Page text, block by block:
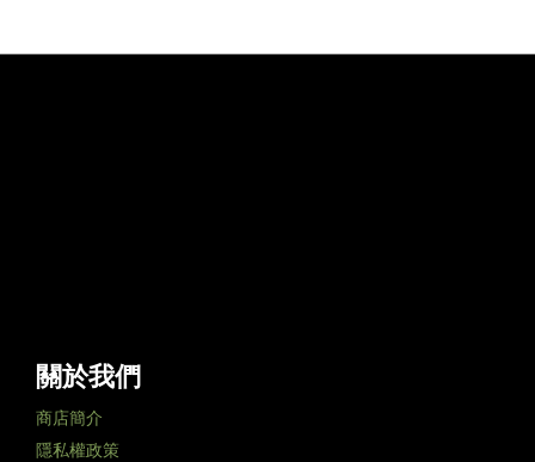
關於我們
商店簡介
隱私權政策